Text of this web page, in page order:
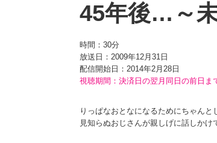
45年後…～
時間： 30分
放送日：2009年12月31日
配信開始日： 2014年2月28日
視聴期間：決済日の翌月同日の前日ま
りっぱなおとなになるためにちゃん
見知らぬおじさんが親しげに話しか
来ののび太だったのだ。 未来ののび